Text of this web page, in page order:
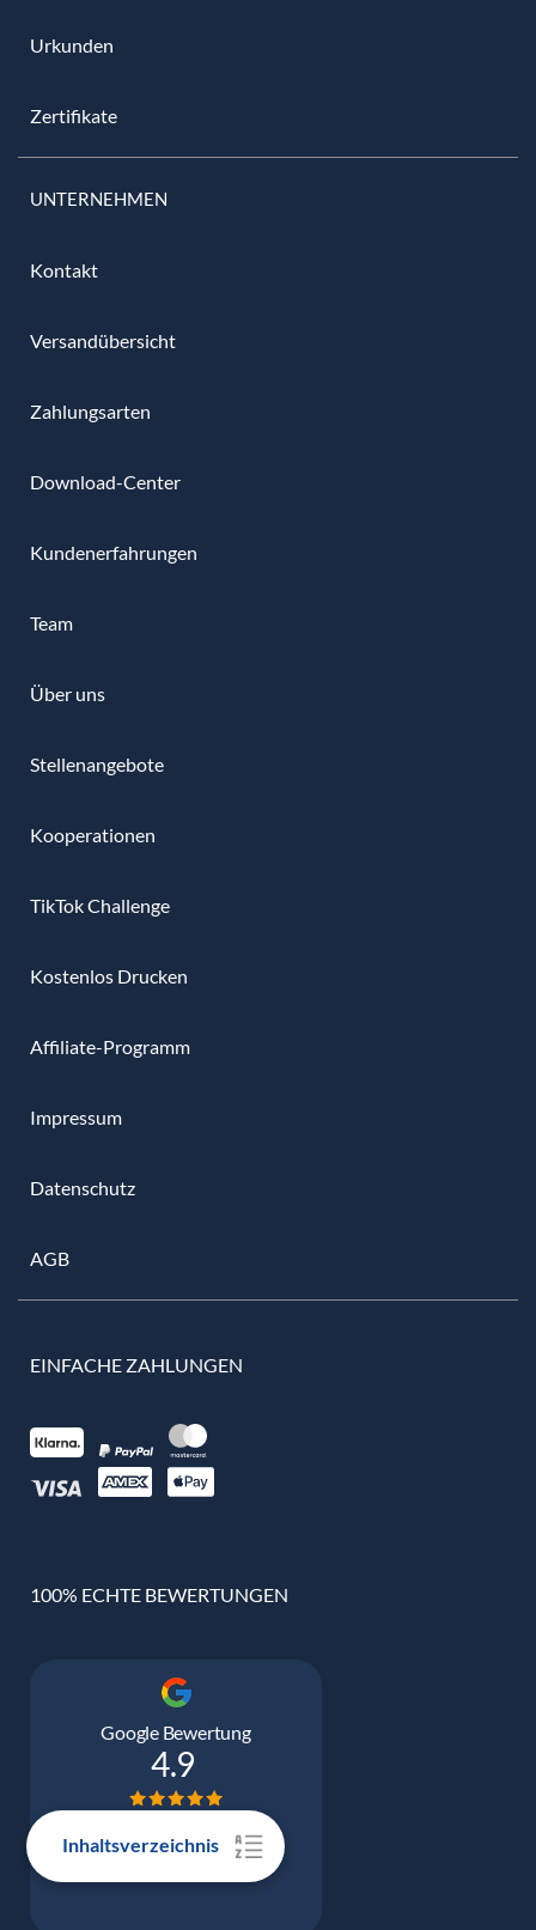
Inhaltsverzeichnis
Urkunden
Zertifikate
UNTERNEHMEN
Kontakt
Versandübersicht
Zahlungsarten
Download-Center
Kundenerfahrungen
Team
Über uns
Stellenangebote
Kooperationen
TikTok Challenge
Kostenlos Drucken
Affiliate-Programm
Impressum
Datenschutz
AGB
EINFACHE ZAHLUNGEN
100% ECHTE BEWERTUNGEN
Google Bewertung
4.9
5336 Bewertungen